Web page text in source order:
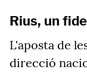
Rius, un
L'aposta de
direcció